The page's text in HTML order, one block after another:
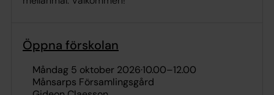
Öppna förskolan
måndag 5 oktober 2026·10.00–12.00
Månsarps Församlingsgård